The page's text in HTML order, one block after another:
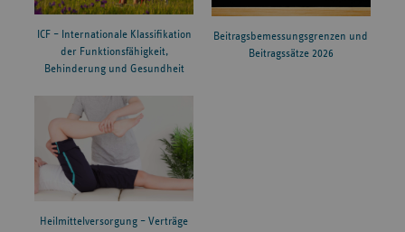
ICF – Internationale Klassifikation
der Funktionsfähigkeit,
Behinderung und Gesundheit
Beitragsbemessungsgrenzen und
Beitragssätze 2026
Heilmittelversorgung – Verträge